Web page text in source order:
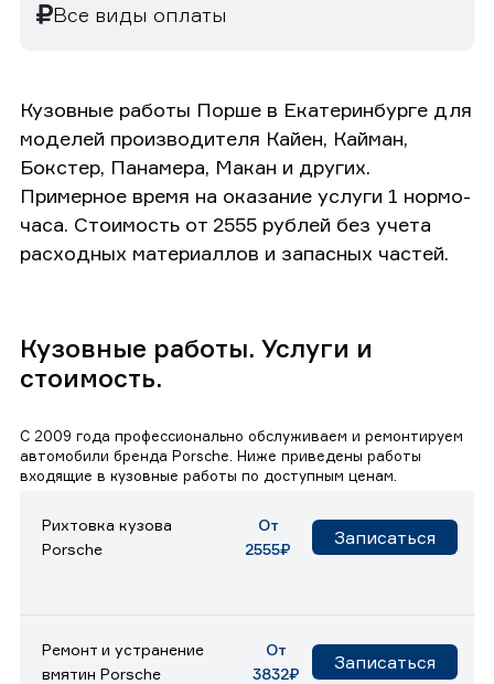
Все виды оплаты
Кузовные работы Порше в Екатеринбурге для
моделей производителя Кайен, Кайман,
Бокстер, Панамера, Макан и других.
Примерное время на оказание услуги 1 нормо-
часа. Стоимость от 2555 рублей без учета
расходных материаллов и запасных частей.
Кузовные работы. Услуги и
стоимость.
С 2009 года профессионально обслуживаем и ремонтируем
автомобили бренда Porsche. Ниже приведены работы
входящие в кузовные работы по доступным ценам.
Рихтовка кузова
Porsche
От
2555₽
Записаться
Ремонт и устранение
вмятин Porsche
От
3832₽
Записаться